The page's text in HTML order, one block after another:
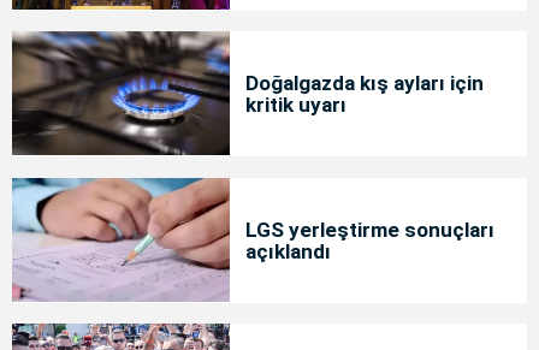
Doğalgazda kış ayları için
kritik uyarı
LGS yerleştirme sonuçları
açıklandı